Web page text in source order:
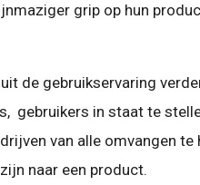
grip op hun
de gebruikservaring
gebruikers in staat te
van alle omvangen
naar een product.